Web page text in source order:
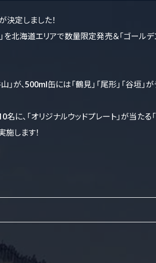
決定しました！
を北海道エリアで数量限定発売＆「ゴール
が、500ml缶には「鶴見」「尾形」「谷垣」
に、「オリジナルウッドプレート」が当た
施します！